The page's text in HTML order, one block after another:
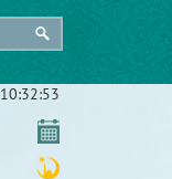
10:32:53